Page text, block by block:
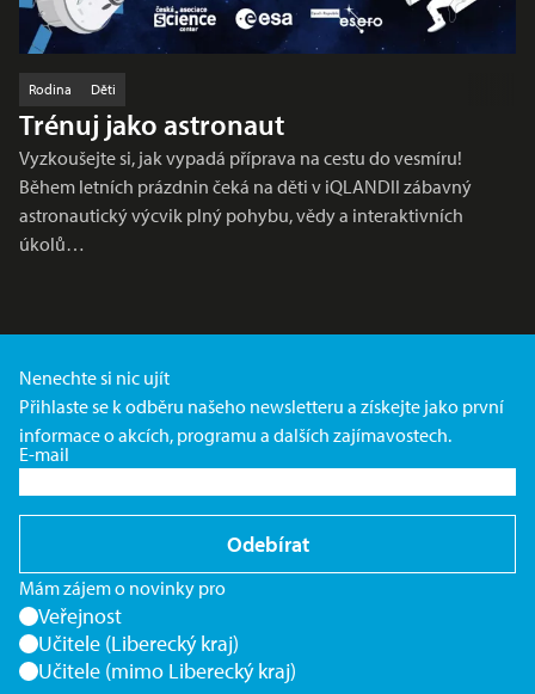
Rodina Děti
Trénuj jako astronaut
Vyzkoušejte si, jak vypadá příprava na cestu do vesmíru!
Během letních prázdnin čeká na děti v iQLANDII zábavný
astronautický výcvik plný pohybu, vědy a interaktivních
úkolů…
Nenechte si nic ujít
Přihlaste se k odběru našeho newsletteru a získejte jako první
informace o akcích, programu a dalších zajímavostech.
E-mail
Odebírat
Mám zájem o novinky pro
Veřejnost
Učitele (Liberecký kraj)
Učitele (mimo Liberecký kraj)